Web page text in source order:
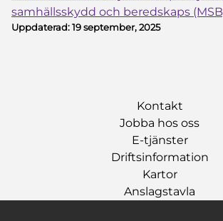
samhällsskydd och beredskaps
Uppdaterad:19 september, 2025
Kontakt
Jobba hos oss
E-tjänster
Driftsinformation
Kartor
Anslagstavla